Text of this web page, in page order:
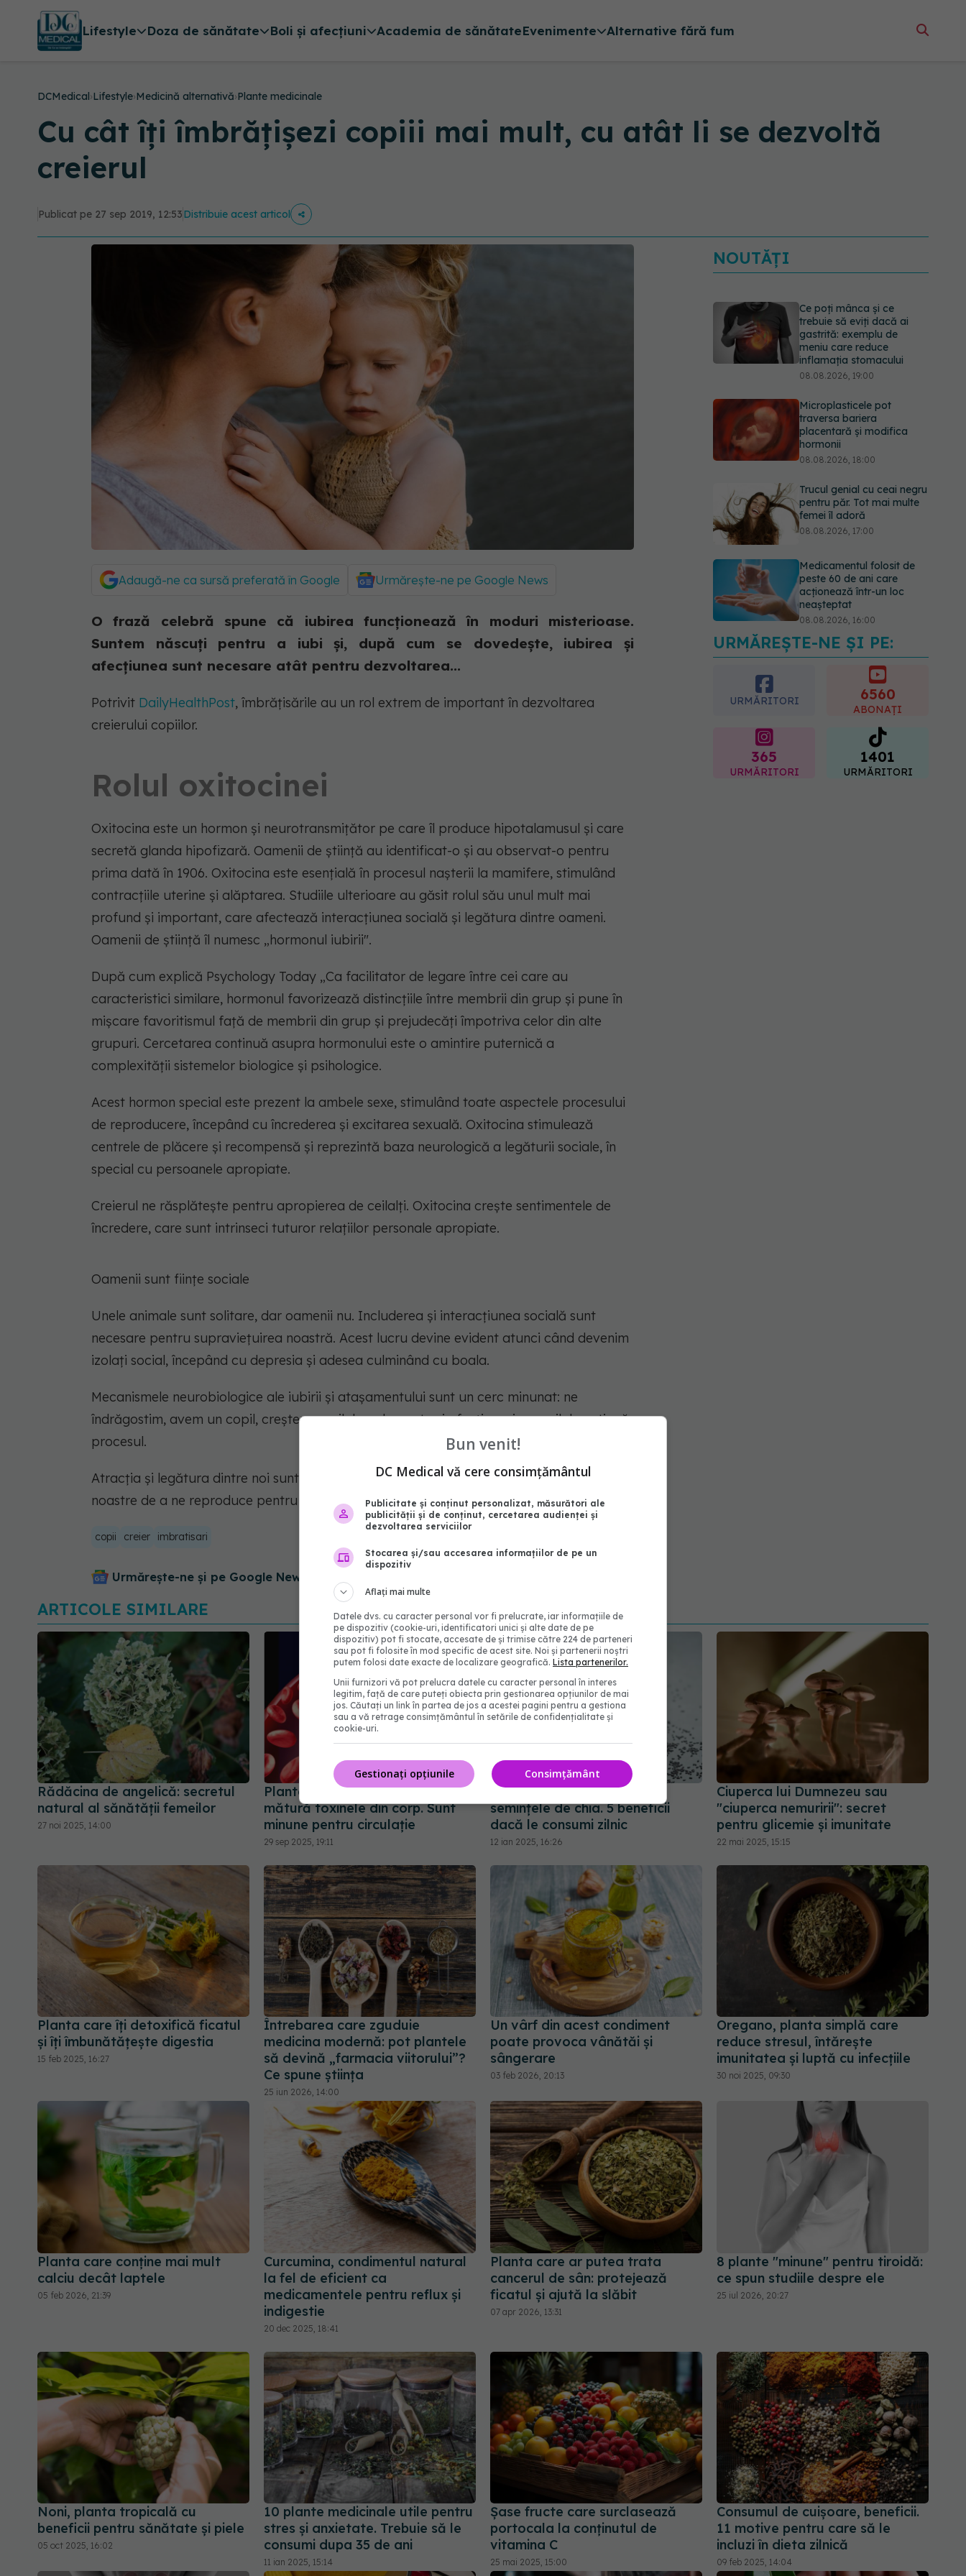
Lifestyle Doza de sănătate Boli și afecțiuni Academia de sănătateEvenimente Alternative fără fum
DCMedical›Lifestyle›Medicină alternativă›Plante medicinale
Cu cât îți îmbrățișezi copiii mai mult, cu atât li se dezvoltă
creierul
Publicat pe 27 sep 2019, 12:53Distribuie acest articol
Adaugă-ne ca sursă preferată în Google Urmărește-ne pe Google News
O frază celebră spune că iubirea funcționează în moduri misterioase.
Suntem născuți pentru a iubi și, după cum se dovedește, iubirea și
afecțiunea sunt necesare atât pentru dezvoltarea...
Potrivit DailyHealthPost, îmbrățisările au un rol extrem de important în dezvoltarea
creierului copiilor.
Rolul oxitocinei
Oxitocina este un hormon și neurotransmițător pe care îl produce hipotalamusul și care
secretă glanda hipofizară. Oamenii de știință au identificat-o și au observat-o pentru
prima dată în 1906. Oxitocina este esențială în procesul nașterii la mamifere, stimulând
contracțiile uterine și alăptarea. Studiile ulterioare au găsit rolul său unul mult mai
profund și important, care afectează interacțiunea socială și legătura dintre oameni.
Oamenii de știință îl numesc „hormonul iubirii".
După cum explică Psychology Today „Ca facilitator de legare între cei care au
caracteristici similare, hormonul favorizează distincțiile între membrii din grup și pune în
mișcare favoritismul față de membrii din grup și prejudecăți împotriva celor din alte
grupuri. Cercetarea continuă asupra hormonului este o amintire puternică a
complexității sistemelor biologice și psihologice.
Acest hormon special este prezent la ambele sexe, stimulând toate aspectele procesului
de reproducere, începând cu încrederea și excitarea sexuală. Oxitocina stimulează
centrele de plăcere și recompensă și reprezintă baza neurologică a legăturii sociale, în
special cu persoanele apropiate.
Creierul ne răsplătește pentru apropierea de ceilalți. Oxitocina crește sentimentele de
încredere, care sunt intrinseci tuturor relațiilor personale apropiate.
Oamenii sunt ființe sociale
Unele animale sunt solitare, dar oamenii nu. Includerea și interacțiunea socială sunt
necesare pentru supraviețuirea noastră. Acest lucru devine evident atunci când devenim
izolați social, începând cu depresia și adesea culminând cu boala.
Mecanismele neurobiologice ale iubirii și atașamentului sunt un cerc minunat: ne
îndrăgostim, avem un copil, creștem copilul cu dragoste și afecțiune, iar copilul continuă
procesul.
Atracția și legătura dintre noi sunt manifestările fiziologice și emoționale ale nevoii
noastre de a ne reproduce pentru a perpetua specia.
copii creier imbratisari
Urmărește-ne și pe Google News - abonează‑te!
NOUTĂȚI
Ce poți mânca și ce
trebuie să eviți dacă ai
gastrită: exemplu de
meniu care reduce
inflamația stomacului
08.08.2026, 19:00
Microplasticele pot
traversa bariera
placentară și modifica
hormonii
08.08.2026, 18:00
Trucul genial cu ceai negru
pentru păr. Tot mai multe
femei îl adoră
08.08.2026, 17:00
Medicamentul folosit de
peste 60 de ani care
acționează într-un loc
neașteptat
08.08.2026, 16:00
Transpirații nocturne:
semnul ignorat care poate
ascunde probleme
serioase de sănătate
08.08.2026, 20:00
URMĂREȘTE-NE ȘI PE:
URMĂRITORI 6560
ABONAȚI
365
URMĂRITORI
1401
URMĂRITORI
ARTICOLE SIMILARE
Rădăcina de angelică: secretul
natural al sănătății femeilor
27 noi 2025, 14:00
Plantele care curăță sângele și
mătură toxinele din corp. Sunt
minune pentru circulație
29 sep 2025, 19:11
Tot ce trebuie să știi despre
semințele de chia. 5 beneficii
dacă le consumi zilnic
12 ian 2025, 16:26
Ciuperca lui Dumnezeu sau
"ciuperca nemuririi": secret
pentru glicemie și imunitate
22 mai 2025, 15:15
Planta care îți detoxifică ficatul
și îți îmbunătățește digestia
15 feb 2025, 16:27
Întrebarea care zguduie
medicina modernă: pot plantele
să devină „farmacia viitorului”?
Ce spune știința
25 iun 2026, 14:00
Un vârf din acest condiment
poate provoca vânătăi și
sângerare
03 feb 2026, 20:13
Oregano, planta simplă care
reduce stresul, întărește
imunitatea și luptă cu infecțiile
30 noi 2025, 09:30
Planta care conține mai mult
calciu decât laptele
05 feb 2026, 21:39
Curcumina, condimentul natural
la fel de eficient ca
medicamentele pentru reflux și
indigestie
20 dec 2025, 18:41
Planta care ar putea trata
cancerul de sân: protejează
ficatul și ajută la slăbit
07 apr 2026, 13:31
8 plante "minune" pentru tiroidă:
ce spun studiile despre ele
25 iul 2026, 20:27
Noni, planta tropicală cu
beneficii pentru sănătate și piele
05 oct 2025, 16:02
10 plante medicinale utile pentru
stres și anxietate. Trebuie să le
consumi dupa 35 de ani
11 ian 2025, 15:14
Șase fructe care surclasează
portocala la conținutul de
vitamina C
25 mai 2025, 15:00
Consumul de cuișoare, beneficii.
11 motive pentru care să le
incluzi în dieta zilnică
09 feb 2025, 14:04
Bun venit!
DC Medical vă cere consimțământul
Publicitate și conținut personalizat, măsurători ale
publicității și de conținut, cercetarea audienței și
dezvoltarea serviciilor
Stocarea și/sau accesarea informațiilor de pe un
dispozitiv
Aflați mai multe
Datele dvs. cu caracter personal vor fi prelucrate, iar informațiile de
pe dispozitiv (cookie-uri, identificatori unici și alte date de pe
dispozitiv) pot fi stocate, accesate de și trimise către 224 de parteneri
sau pot fi folosite în mod specific de acest site. Noi și partenerii noștri
putem folosi date exacte de localizare geografică. Lista partenerilor.
Unii furnizori vă pot prelucra datele cu caracter personal în interes
legitim, față de care puteți obiecta prin gestionarea opțiunilor de mai
jos. Căutați un link în partea de jos a acestei pagini pentru a gestiona
sau a vă retrage consimțământul în setările de confidențialitate și
cookie-uri.
Consimțământ
Gestionați opțiunile